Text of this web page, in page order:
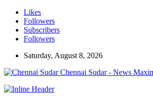
Likes
Followers
Subscribers
Followers
Saturday, August 8, 2026
Chennai Sudar - News